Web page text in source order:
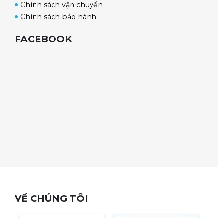
Chính sách vận chuyển
Chính sách bảo hành
FACEBOOK
VỀ CHÚNG TÔI